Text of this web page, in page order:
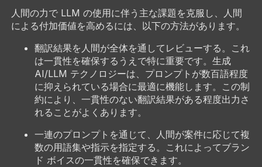
人間の力で LLM の使用に伴う主な課題を克服し、人間
による付加価値を高めるには、以下の方法があります。
翻訳結果を人間が全体を通してレビューする。これ
は一貫性を確保するうえで特に重要です。生成
AI/LLM テクノロジーは、プロンプトが数百語程度
に抑えられている場合に最適に機能します。この制
約により、一貫性のない翻訳結果がある程度出力さ
れることがよくあります。
一連のプロンプトを通じて、人間が案件に応じて複
数の用語集や指示を指定する。これによってブラン
ド ボイスの一貫性を確保できます。